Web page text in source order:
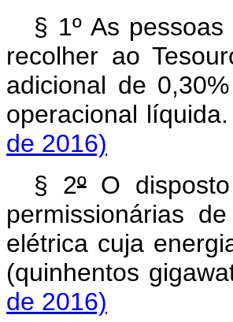
§ 1º As
recolher ao
adicional de
operacional
de 2016)
§ 2ºO disposto
permissionárias
elétrica cuja
(quinhentos
de 2016)